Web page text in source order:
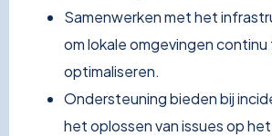
Samenwerken met het
om lokale omgevingen continu
optimaliseren.
Ondersteuning bieden bij
het oplossen van issues op